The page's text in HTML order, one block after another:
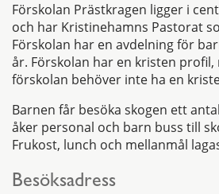
Förskolan Prästkragen ligger i
och har Kristinehamns Pastorat
Förskolan har en avdelning för
år. Förskolan har en kristen profil,
förskolan behöver inte ha en
Barnen får besöka skogen ett
åker personal och barn buss till
Frukost, lunch och mellanmål
Besöksadress